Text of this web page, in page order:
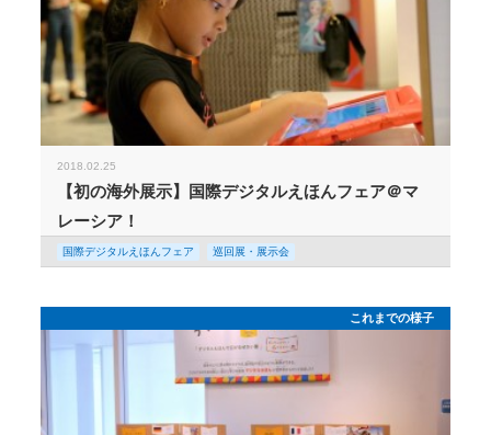
2018.02.25
【初の海外展示】国際デジタルえほんフェア＠マ
レーシア！
国際デジタルえほんフェア 巡回展・展示会
これまでの様子